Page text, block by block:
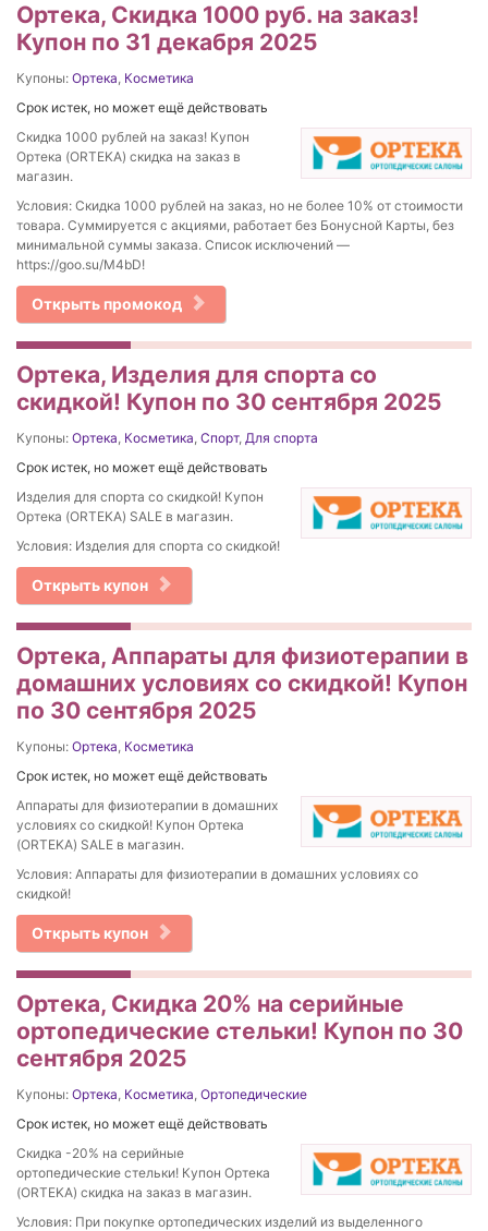
Ортека, Скидка 1000 руб. на заказ!
Купон по 31 декабря 2025
Купоны: Ортека Косметика
Срок истек, но может ещё действовать
Скидка 1000 рублей на заказ! Купон
Ортека (ORTEKA) скидка на заказ в
магазин.
Условия: Скидка 1000 рублей на заказ, но не более 10% от стоимости
товара. Суммируется с акциями, работает без Бонусной Карты, без
минимальной суммы заказа. Список исключений —
https://goo.su/M4bD!
Открыть промокод
Ортека, Изделия для спорта со
скидкой! Купон по 30 сентября 2025
Купоны: Ортека Косметика Спорт, Для спорта
Срок истек, но может ещё действовать
Изделия для спорта со скидкой! Купон
Ортека (ORTEKA) SALE в магазин.
Условия: Изделия для спорта со скидкой!
Открыть купон
Ортека, Аппараты для физиотерапии в
домашних условиях со скидкой! Купон
по 30 сентября 2025
Купоны: Ортека Косметика
Срок истек, но может ещё действовать
Аппараты для физиотерапии в домашних
условиях со скидкой! Купон Ортека
(ORTEKA) SALE в магазин.
Условия: Аппараты для физиотерапии в домашних условиях со
скидкой!
Открыть купон
Ортека, Скидка 20% на серийные
ортопедические стельки! Купон по 30
сентября 2025
Купоны: Ортека Косметика Ортопедические
Срок истек, но может ещё действовать
Скидка -20% на серийные
ортопедические стельки! Купон Ортека
(ORTEKA) скидка на заказ в магазин.
Условия: При покупке ортопедических изделий из выделенного